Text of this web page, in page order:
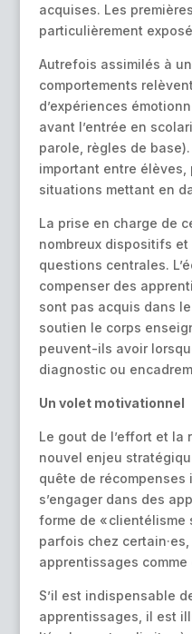
acquises. Les
particulièrement
Autrefois assimilés à
comportements
d’expériences
avant l’entrée en
parole, règles de
important entre élèves,
situations mettant en
La prise en charge de
nombreux dispositifs
questions centrales.
compenser des
sont pas acquis dans
soutien le corps
peuvent-ils avoir
diagnostic ou
Un volet motivationnel
Le gout de l’effort et la
nouvel enjeu
quête de récompenses
s’engager dans des
forme de « clientélisme
parfois chez
apprentissages
S’il est indispensable
apprentissages, il est